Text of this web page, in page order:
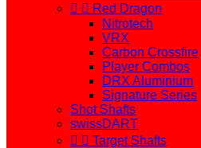
  Red Dragon
Nitrotech
VRX
Carbon Crossfire
Player Combos
DRX Aluminium
Signature Series
Shot Shafts
swissDART
  Target Shafts